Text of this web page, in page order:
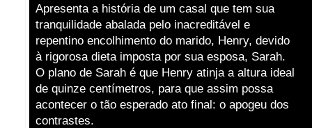
Apresenta a história de um casal que tem sua
tranquilidade abalada pelo inacreditável e
repentino encolhimento do marido, Henry, devido
à rigorosa dieta imposta por sua esposa, Sarah.
O plano de Sarah é que Henry atinja a altura ideal
de quinze centímetros, para que assim possa
acontecer o tão esperado ato final: o apogeu dos
contrastes.